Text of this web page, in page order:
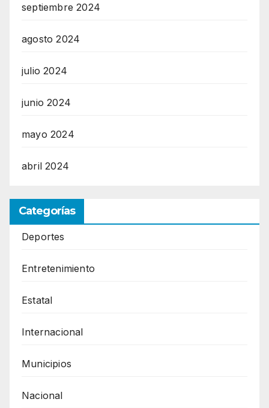
septiembre 2024
agosto 2024
julio 2024
junio 2024
mayo 2024
abril 2024
Categorías
Deportes
Entretenimiento
Estatal
Internacional
Municipios
Nacional